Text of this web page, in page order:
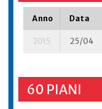
Anno Data
2015 25/04
60 PIANI